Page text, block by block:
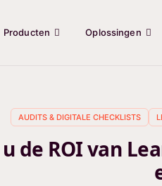
Producten Oplossingen
AUDITS & DIGITALE CHECKLISTS
de ROI van